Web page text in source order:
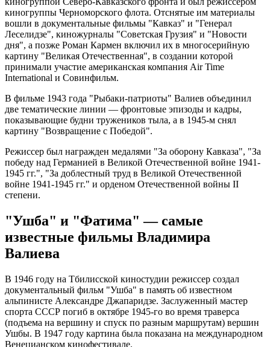
киногруппы Черноморского флота. Отснятые им материалы
вошли в документальные фильмы "Кавказ" и "Генерал
Леселидзе", киножурналы "Советская Грузия" и "Новости
дня", а позже Роман Кармен включил их в многосерийную
картину "Великая Отечественная", в создании которой
принимали участие американская компания Air Time
International и Совинфильм.
В фильме 1943 года "Рыбаки-патриоты" Валиев объединил
две тематические линии — фронтовые эпизоды и кадры,
показывающие будни тружеников тыла, а в 1945-м снял
картину "Возвращение с Победой".
Режиссер был награжден медалями "За оборону Кавказа", "За
победу над Германией в Великой Отечественной войне 1941-
1945 гг.", "За доблестный труд в Великой Отечественной
войне 1941-1945 гг." и орденом Отечественной войны II
степени.
"Ушба" и "Фатима" — самые
известные фильмы Владимира
Валиева
В 1946 году на Тбилисской киностудии режиссер создал
документальный фильм "Ушба" в память об известном
альпинисте Александре Джапаридзе. Заслуженный мастер
спорта СССР погиб в октябре 1945-го во время траверса
(подъема на вершину и спуск по разным маршрутам) вершин
Ушбы. В 1947 году картина была показана на международном
Венецианском кинофестивале.